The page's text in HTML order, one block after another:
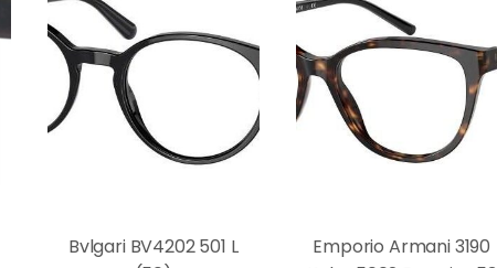
Bvlgari BV4202 501 L
Emporio Armani 3190